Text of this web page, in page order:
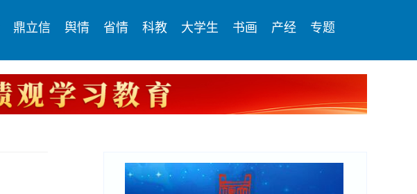
鼎立信 舆情 省情 科教 大学生 书画 产经 专题